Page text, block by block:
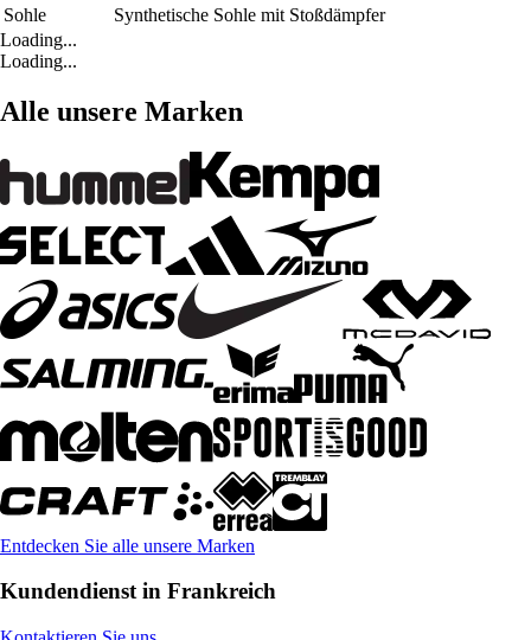
Sohle
Synthetische Sohle mit Stoßdämpfer
Loading...
Loading...
Alle unsere Marken
Entdecken Sie alle unsere Marken
Kundendienst in Frankreich